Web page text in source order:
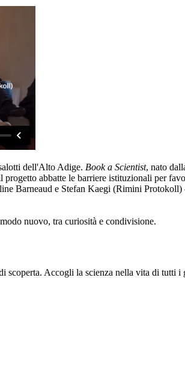
dell'Alto Adige. Book a Scientist, nato
progetto abbatte le barriere istituzionali per
Barneaud e Stefan Kaegi (Rimini
nuovo, tra curiosità e condivisione.
scoperta. Accogli la scienza nella vita di